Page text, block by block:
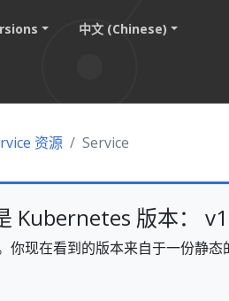
中文 (Chinese)
资源 Service
Kubernetes 版本：
现在看到的版本来自于一份静态